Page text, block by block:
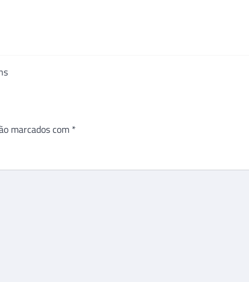
marcados com *